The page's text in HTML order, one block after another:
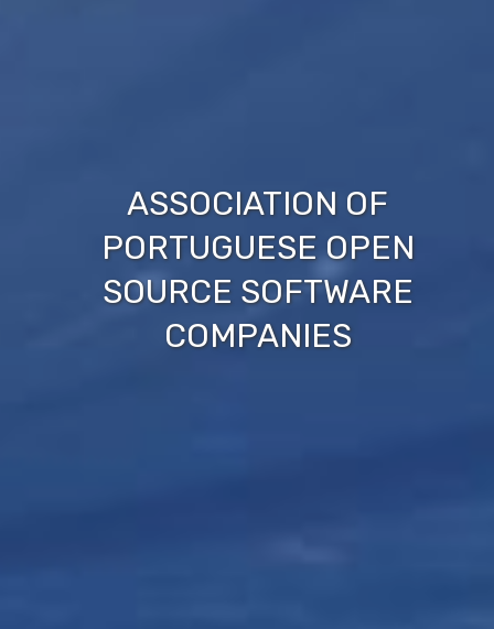
ASSOCIATION OF
PORTUGUESE OPEN
SOURCE SOFTWARE
COMPANIES